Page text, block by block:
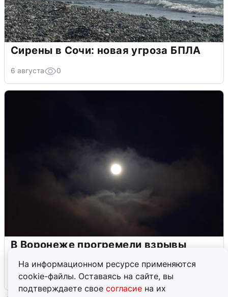
На информационном ресурсе применяются
cookie-файлы. Оставаясь на сайте, вы
подтверждаете свое согласие на их
Сирены в Сочи: новая угроза БПЛА
6 августа 0
В Воронеже прогремели взрывы
5 августа 0